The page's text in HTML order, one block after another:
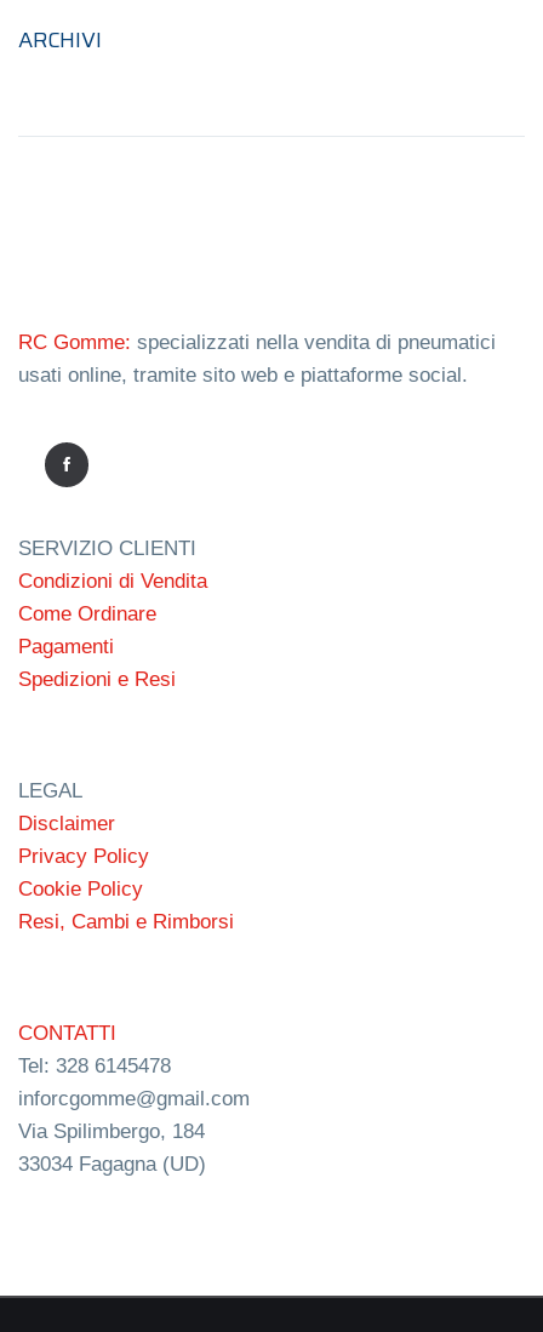
ARCHIVI
RC Gomme: specializzati nella vendita di pneumatici
usati online, tramite sito web e piattaforme social.
SERVIZIO CLIENTI
Condizioni di Vendita
Come Ordinare
Pagamenti
Spedizioni e Resi
LEGAL
Disclaimer
Privacy Policy
Cookie Policy
Resi, Cambi e Rimborsi
CONTATTI
Tel: 328 6145478
inforcgomme@gmail.com
Via Spilimbergo, 184
33034 Fagagna (UD)